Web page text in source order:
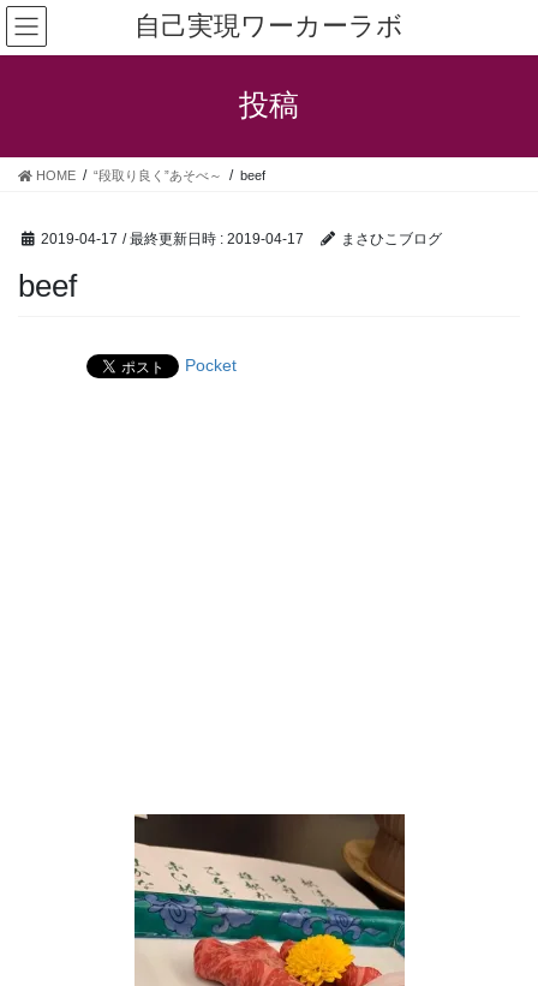
コ
ン
テ
ス
ナ
ビ
ゲ
ン
自己実現ワーカーラボ
投稿
HOME “段取り良く”あそべ～ beef
2019-04-17 / 最終更新日時 : 2019-04-17 まさひこブログ
beef
Pocket